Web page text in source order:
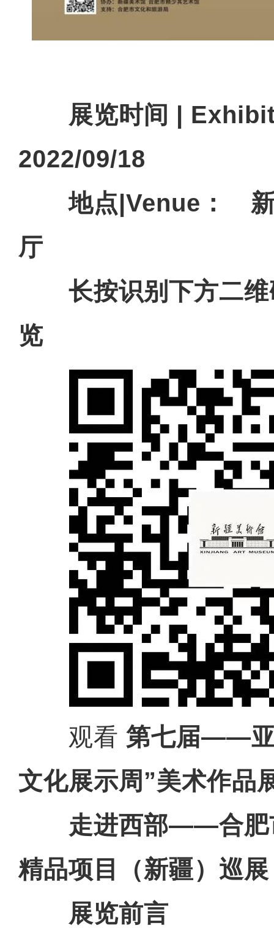
展览时间 |
2022/09/18
地点|Venue：
厅
长按识别下方二
览
观看第七届——亚
文化展示周”美术作品
走进西部——合肥
精品项目（新疆）巡展
展览前言